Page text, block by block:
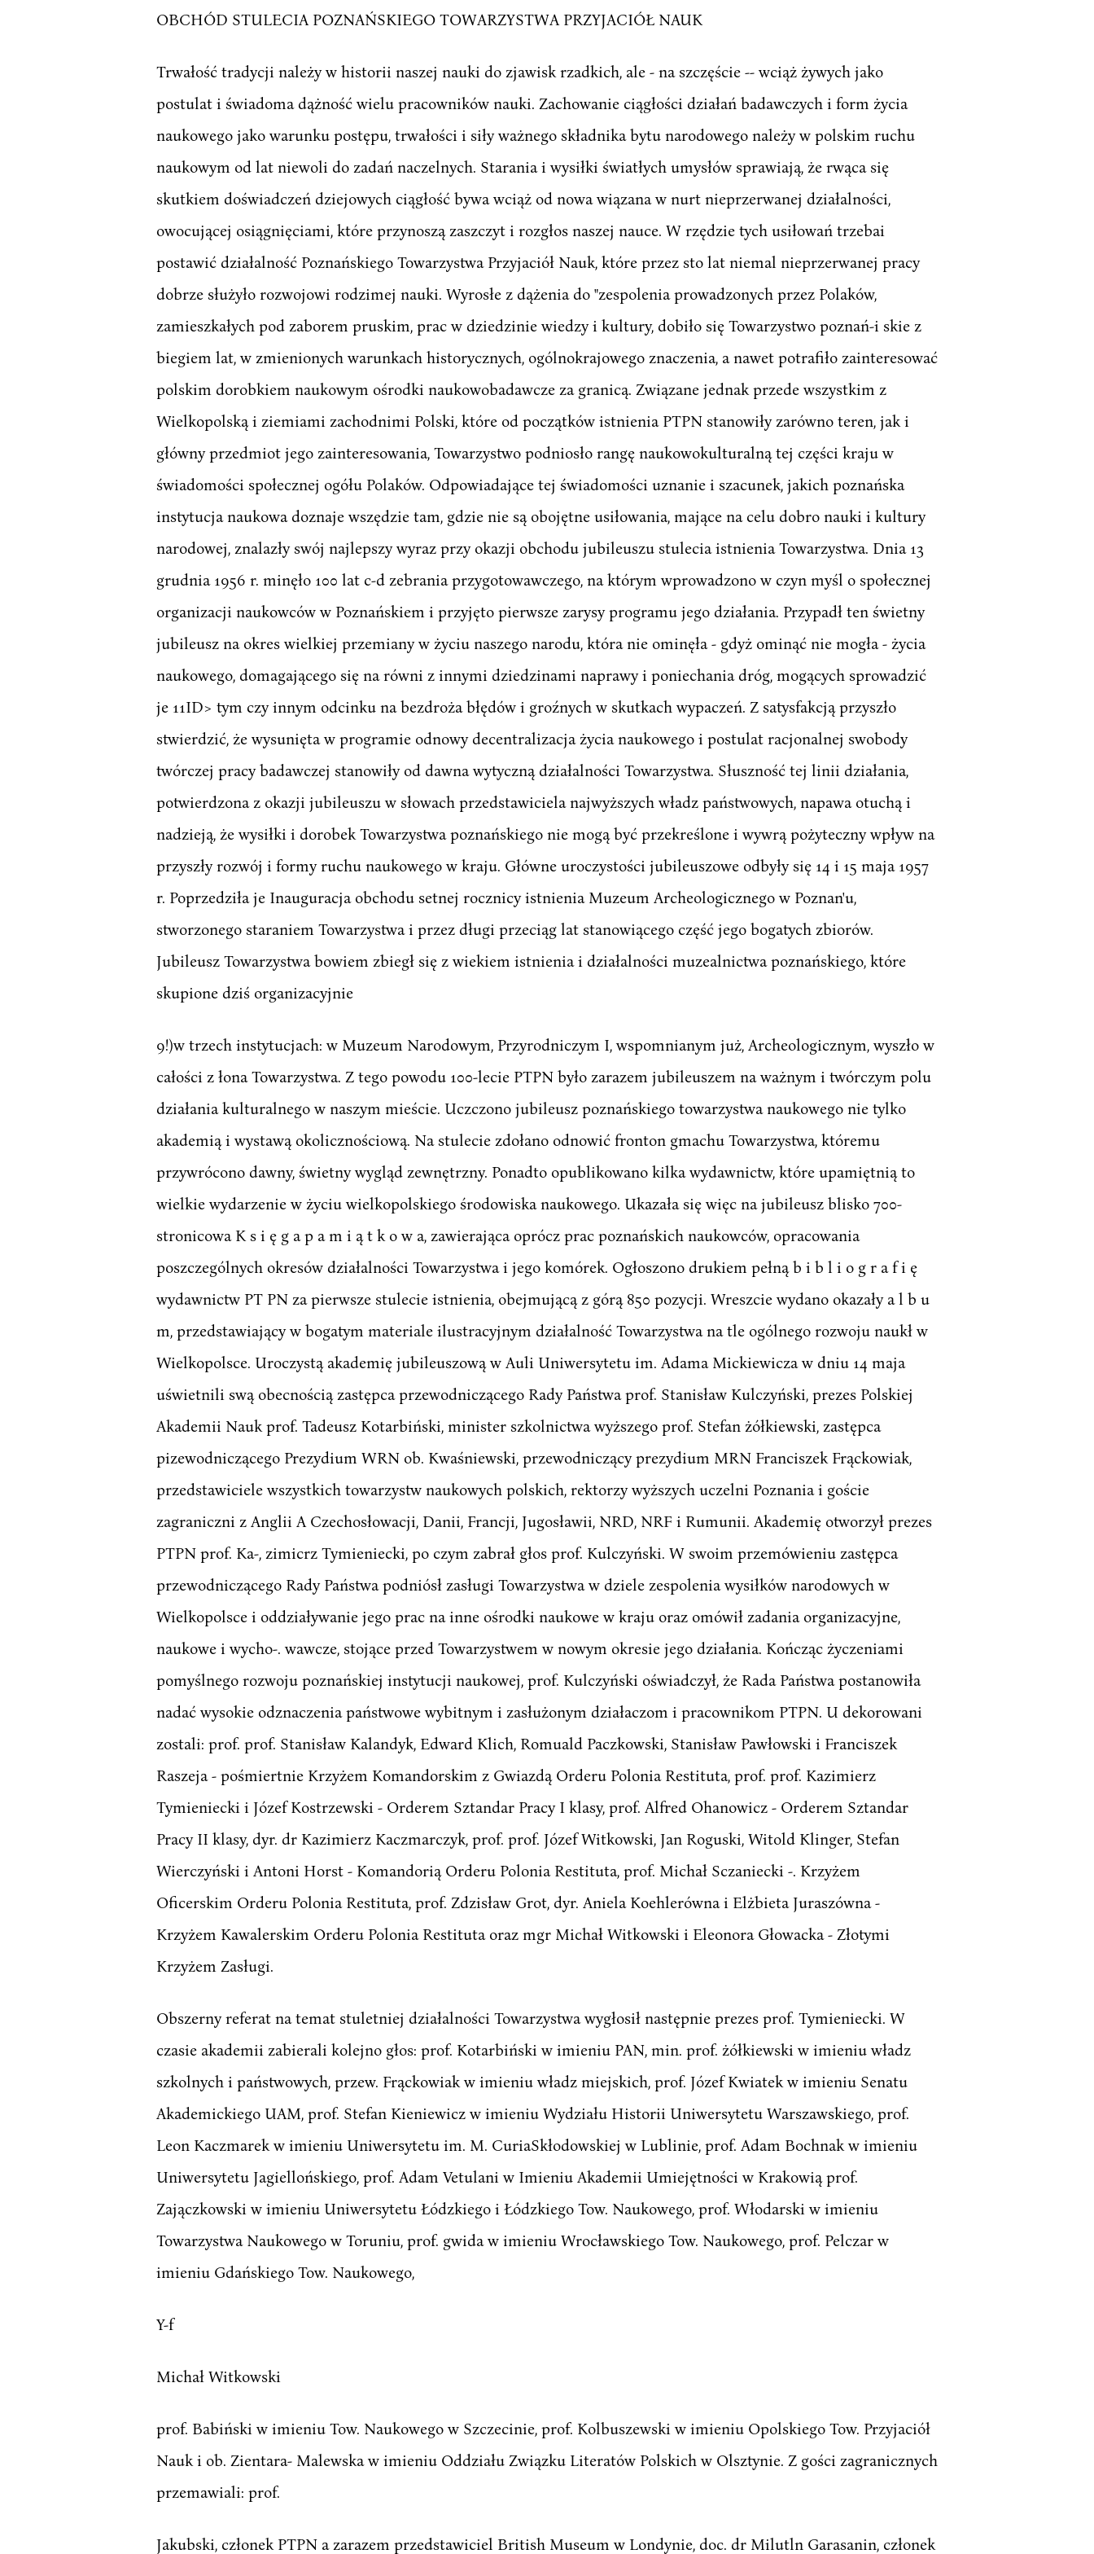
OBCHÓD STULECIA POZNAŃSKIEGO TOWARZYSTWA PRZYJACIÓŁ NAUK
Trwałość tradycji należy w historii naszej nauki do zjawisk rzadkich, ale - na szczęście -- wciąż żywych jako
postulat i świadoma dążność wielu pracowników nauki. Zachowanie ciągłości działań badawczych i form życia
naukowego jako warunku postępu, trwałości i siły ważnego składnika bytu narodowego należy w polskim ruchu
naukowym od lat niewoli do zadań naczelnych. Starania i wysiłki światłych umysłów sprawiają, że rwąca się
skutkiem doświadczeń dziejowych ciągłość bywa wciąż od nowa wiązana w nurt nieprzerwanej działalności,
owocującej osiągnięciami, które przynoszą zaszczyt i rozgłos naszej nauce. W rzędzie tych usiłowań trzebai
postawić działalność Poznańskiego Towarzystwa Przyjaciół Nauk, które przez sto lat niemal nieprzerwanej pracy
dobrze służyło rozwojowi rodzimej nauki. Wyrosłe z dążenia do "zespolenia prowadzonych przez Polaków,
zamieszkałych pod zaborem pruskim, prac w dziedzinie wiedzy i kultury, dobiło się Towarzystwo poznań-i skie z
biegiem lat, w zmienionych warunkach historycznych, ogólnokrajowego znaczenia, a nawet potrafiło zainteresować
polskim dorobkiem naukowym ośrodki naukowobadawcze za granicą. Związane jednak przede wszystkim z
Wielkopolską i ziemiami zachodnimi Polski, które od początków istnienia PTPN stanowiły zarówno teren, jak i
główny przedmiot jego zainteresowania, Towarzystwo podniosło rangę naukowokulturalną tej części kraju w
świadomości społecznej ogółu Polaków. Odpowiadające tej świadomości uznanie i szacunek, jakich poznańska
instytucja naukowa doznaje wszędzie tam, gdzie nie są obojętne usiłowania, mające na celu dobro nauki i kultury
narodowej, znalazły swój najlepszy wyraz przy okazji obchodu jubileuszu stulecia istnienia Towarzystwa. Dnia 13
grudnia 1956 r. minęło 100 lat c-d zebrania przygotowawczego, na którym wprowadzono w czyn myśl o społecznej
organizacji naukowców w Poznańskiem i przyjęto pierwsze zarysy programu jego działania. Przypadł ten świetny
jubileusz na okres wielkiej przemiany w życiu naszego narodu, która nie ominęła - gdyż ominąć nie mogła - życia
naukowego, domagającego się na równi z innymi dziedzinami naprawy i poniechania dróg, mogących sprowadzić
je 11ID> tym czy innym odcinku na bezdroża błędów i groźnych w skutkach wypaczeń. Z satysfakcją przyszło
stwierdzić, że wysunięta w programie odnowy decentralizacja życia naukowego i postulat racjonalnej swobody
twórczej pracy badawczej stanowiły od dawna wytyczną działalności Towarzystwa. Słuszność tej linii działania,
potwierdzona z okazji jubileuszu w słowach przedstawiciela najwyższych władz państwowych, napawa otuchą i
nadzieją, że wysiłki i dorobek Towarzystwa poznańskiego nie mogą być przekreślone i wywrą pożyteczny wpływ na
przyszły rozwój i formy ruchu naukowego w kraju. Główne uroczystości jubileuszowe odbyły się 14 i 15 maja 1957
r. Poprzedziła je Inauguracja obchodu setnej rocznicy istnienia Muzeum Archeologicznego w Poznan'u,
stworzonego staraniem Towarzystwa i przez długi przeciąg lat stanowiącego część jego bogatych zbiorów.
Jubileusz Towarzystwa bowiem zbiegł się z wiekiem istnienia i działalności muzealnictwa poznańskiego, które
skupione dziś organizacyjnie
9!)w trzech instytucjach: w Muzeum Narodowym, Przyrodniczym I, wspomnianym już, Archeologicznym, wyszło w
całości z łona Towarzystwa. Z tego powodu 100-lecie PTPN było zarazem jubileuszem na ważnym i twórczym polu
działania kulturalnego w naszym mieście. Uczczono jubileusz poznańskiego towarzystwa naukowego nie tylko
akademią i wystawą okolicznościową. Na stulecie zdołano odnowić fronton gmachu Towarzystwa, któremu
przywrócono dawny, świetny wygląd zewnętrzny. Ponadto opublikowano kilka wydawnictw, które upamiętnią to
wielkie wydarzenie w życiu wielkopolskiego środowiska naukowego. Ukazała się więc na jubileusz blisko 700-
stronicowa K s i ę g a p a m i ą t k o w a, zawierająca oprócz prac poznańskich naukowców, opracowania
poszczególnych okresów działalności Towarzystwa i jego komórek. Ogłoszono drukiem pełną b i b l i o g r a f i ę
wydawnictw PT PN za pierwsze stulecie istnienia, obejmującą z górą 850 pozycji. Wreszcie wydano okazały a l b u
m, przedstawiający w bogatym materiale ilustracyjnym działalność Towarzystwa na tle ogólnego rozwoju naukł w
Wielkopolsce. Uroczystą akademię jubileuszową w Auli Uniwersytetu im. Adama Mickiewicza w dniu 14 maja
uświetnili swą obecnością zastępca przewodniczącego Rady Państwa prof. Stanisław Kulczyński, prezes Polskiej
Akademii Nauk prof. Tadeusz Kotarbiński, minister szkolnictwa wyższego prof. Stefan żółkiewski, zastępca
pizewodniczącego Prezydium WRN ob. Kwaśniewski, przewodniczący prezydium MRN Franciszek Frąckowiak,
przedstawiciele wszystkich towarzystw naukowych polskich, rektorzy wyższych uczelni Poznania i goście
zagraniczni z Anglii A Czechosłowacji, Danii, Francji, Jugosławii, NRD, NRF i Rumunii. Akademię otworzył prezes
PTPN prof. Ka-, zimicrz Tymieniecki, po czym zabrał głos prof. Kulczyński. W swoim przemówieniu zastępca
przewodniczącego Rady Państwa podniósł zasługi Towarzystwa w dziele zespolenia wysiłków narodowych w
Wielkopolsce i oddziaływanie jego prac na inne ośrodki naukowe w kraju oraz omówił zadania organizacyjne,
naukowe i wycho-. wawcze, stojące przed Towarzystwem w nowym okresie jego działania. Kończąc życzeniami
pomyślnego rozwoju poznańskiej instytucji naukowej, prof. Kulczyński oświadczył, że Rada Państwa postanowiła
nadać wysokie odznaczenia państwowe wybitnym i zasłużonym działaczom i pracownikom PTPN. U dekorowani
zostali: prof. prof. Stanisław Kalandyk, Edward Klich, Romuald Paczkowski, Stanisław Pawłowski i Franciszek
Raszeja - pośmiertnie Krzyżem Komandorskim z Gwiazdą Orderu Polonia Restituta, prof. prof. Kazimierz
Tymieniecki i Józef Kostrzewski - Orderem Sztandar Pracy I klasy, prof. Alfred Ohanowicz - Orderem Sztandar
Pracy II klasy, dyr. dr Kazimierz Kaczmarczyk, prof. prof. Józef Witkowski, Jan Roguski, Witold Klinger, Stefan
Wierczyński i Antoni Horst - Komandorią Orderu Polonia Restituta, prof. Michał Sczaniecki -. Krzyżem
Oficerskim Orderu Polonia Restituta, prof. Zdzisław Grot, dyr. Aniela Koehlerówna i Elżbieta Juraszówna -
Krzyżem Kawalerskim Orderu Polonia Restituta oraz mgr Michał Witkowski i Eleonora Głowacka - Złotymi
Krzyżem Zasługi.
Obszerny referat na temat stuletniej działalności Towarzystwa wygłosił następnie prezes prof. Tymieniecki. W
czasie akademii zabierali kolejno głos: prof. Kotarbiński w imieniu PAN, min. prof. żółkiewski w imieniu władz
szkolnych i państwowych, przew. Frąckowiak w imieniu władz miejskich, prof. Józef Kwiatek w imieniu Senatu
Akademickiego UAM, prof. Stefan Kieniewicz w imieniu Wydziału Historii Uniwersytetu Warszawskiego, prof.
Leon Kaczmarek w imieniu Uniwersytetu im. M. CuriaSkłodowskiej w Lublinie, prof. Adam Bochnak w imieniu
Uniwersytetu Jagiellońskiego, prof. Adam Vetulani w Imieniu Akademii Umiejętności w Krakowią prof.
Zajączkowski w imieniu Uniwersytetu Łódzkiego i Łódzkiego Tow. Naukowego, prof. Włodarski w imieniu
Towarzystwa Naukowego w Toruniu, prof. gwida w imieniu Wrocławskiego Tow. Naukowego, prof. Pelczar w
imieniu Gdańskiego Tow. Naukowego,
Y-f
Michał Witkowski
prof. Babiński w imieniu Tow. Naukowego w Szczecinie, prof. Kolbuszewski w imieniu Opolskiego Tow. Przyjaciół
Nauk i ob. Zientara- Malewska w imieniu Oddziału Związku Literatów Polskich w Olsztynie. Z gości zagranicznych
przemawiali: prof.
Jakubski, członek PTPN a zarazem przedstawiciel British Museum w Londynie, doc. dr Milutln Garasanin, członek